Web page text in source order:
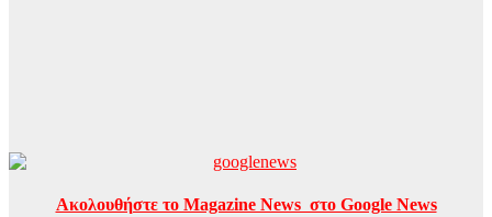
Ακολουθήστε το Magazine News στο Google News